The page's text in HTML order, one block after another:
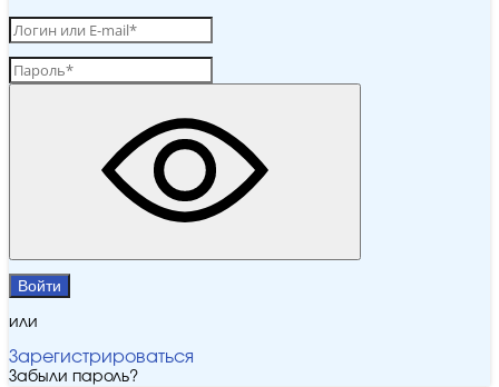
Войти
или
Зарегистрироваться
Забыли пароль?